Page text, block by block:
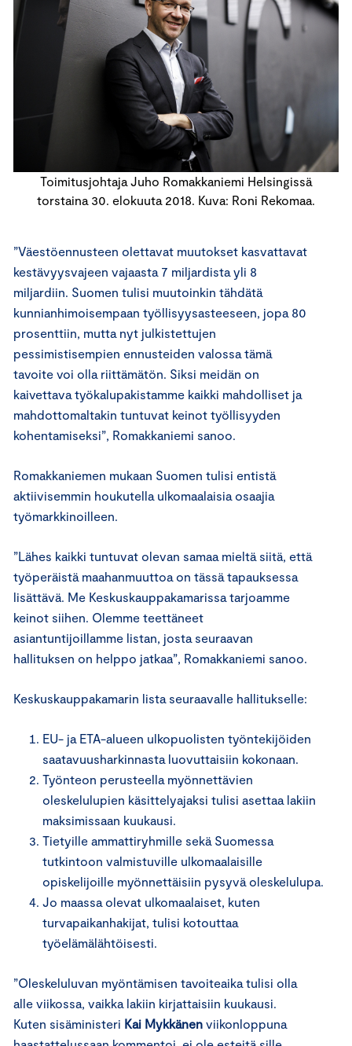
Toimitusjohtaja Juho Romakkaniemi Helsingissä
torstaina 30. elokuuta 2018. Kuva: Roni Rekomaa.
”Väestöennusteen olettavat muutokset kasvattavat
kestävyysvajeen vajaasta 7 miljardista yli 8
miljardiin. Suomen tulisi muutoinkin tähdätä
kunnianhimoisempaan työllisyysasteeseen, jopa 80
prosenttiin, mutta nyt julkistettujen
pessimistisempien ennusteiden valossa tämä
tavoite voi olla riittämätön. Siksi meidän on
kaivettava työkalupakistamme kaikki mahdolliset ja
mahdottomaltakin tuntuvat keinot työllisyyden
kohentamiseksi”, Romakkaniemi sanoo.
Romakkaniemen mukaan Suomen tulisi entistä
aktiivisemmin houkutella ulkomaalaisia osaajia
työmarkkinoilleen.
”Lähes kaikki tuntuvat olevan samaa mieltä siitä, että
työperäistä maahanmuuttoa on tässä tapauksessa
lisättävä. Me Keskuskauppakamarissa tarjoamme
keinot siihen. Olemme teettäneet
asiantuntijoillamme listan, josta seuraavan
hallituksen on helppo jatkaa”, Romakkaniemi sanoo.
Keskuskauppakamarin lista seuraavalle hallitukselle:
EU- ja ETA-alueen ulkopuolisten työntekijöiden
saatavuusharkinnasta luovuttaisiin kokonaan.
Työnteon perusteella myönnettävien
oleskelulupien käsittelyajaksi tulisi asettaa lakiin
maksimissaan kuukausi.
Tietyille ammattiryhmille sekä Suomessa
tutkintoon valmistuville ulkomaalaisille
opiskelijoille myönnettäisiin pysyvä oleskelulupa.
Jo maassa olevat ulkomaalaiset, kuten
turvapaikanhakijat, tulisi kotouttaa
työelämälähtöisesti.
”Oleskeluluvan myöntämisen tavoiteaika tulisi olla
alle viikossa, vaikka lakiin kirjattaisiin kuukausi.
Kuten sisäministeri Kai Mykkänen viikonloppuna